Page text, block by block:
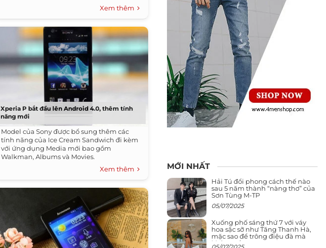
Xem thêm
Xperia P bắt đầu lên Android 4.0, thêm tính
năng mới
Model của Sony được bổ sung thêm các
tính năng của Ice Cream Sandwich đi kèm
với ứng dụng Media mới bao gồm
Walkman, Albums và Movies.
Xem thêm
MỚI NHẤT
Hải Tú đổi phong cách thế nào
sau 5 năm thành “nàng thơ” của
Sơn Tùng M-TP
05/07/2025
Xuống phố sáng thứ 7 với váy
hoa sặc sỡ như Tăng Thanh Hà,
mặc sao để trông điệu đà mà
không sến